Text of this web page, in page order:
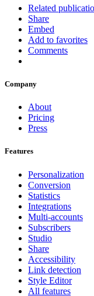
Related
Share
Embed
Add to favorites
Comments
Company
About
Pricing
Press
Features
Personalization
Conversion
Statistics
Integrations
Multi-accounts
Subscribers
Studio
Share
Accessibility
Link detection
Style Editor
All features